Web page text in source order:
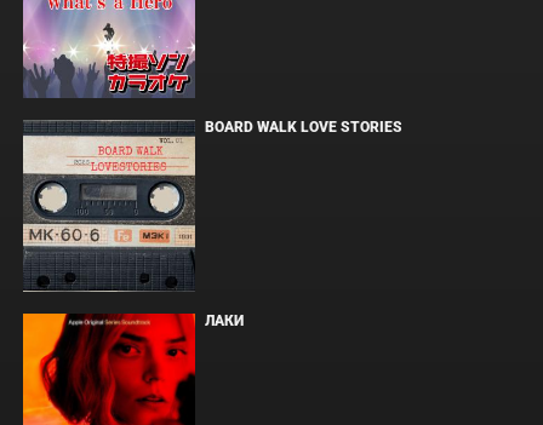
BOARD WALK LOVE STORIES
ЛАКИ